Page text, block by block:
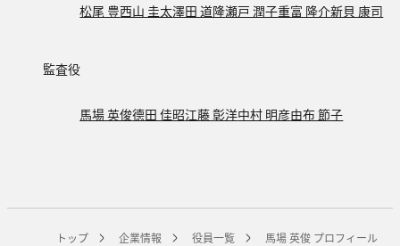
松尾 豊西山 圭太澤田 道隆瀬戸 潤子重富 隆介新貝 康司
監査役
馬場 英俊德田 佳昭江藤 彰洋中村 明彦由布 節子
トップ 企業情報 役員一覧 馬場 英俊 プロフィール